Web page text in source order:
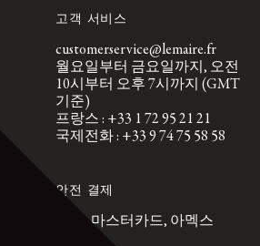
고객 서비스
customerservice@lemaire.fr
월요일부터 금요일까지, 오전
10시부터 오후 7시까지 (GMT
기준)
프랑스 : +33 1 72 95 21 21
국제전화 : +33 9 74 75 58 58
안전 결제
비자, 마스터카드, 아멕스